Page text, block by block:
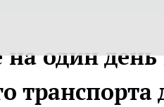
один день